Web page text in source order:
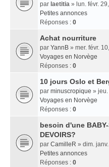
par laetitia » lun. févr.
Petites annonces
Réponses : 0
Achat nourriture
par YannB » mer. févr.
Voyages en Norvège
Réponses : 0
10 jours Oslo et
par minuscropique »
Voyages en Norvège
Réponses : 0
besoin d'une BABY-
DEVOIRS?
par CamilleR » dim.
Petites annonces
Réponses : 0